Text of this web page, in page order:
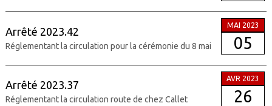
Arrêté 2023.42
Réglementant la circulation pour la cérémonie du 8 mai
MAI 2023
05
Arrêté 2023.37
Réglementant la circulation route de chez Callet
AVR 2023
26